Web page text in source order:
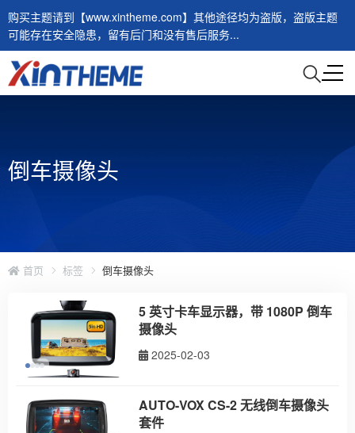
购买主题请到【www.xintheme.com】其他途径均为盗版，盗版主题
可能存在安全隐患，留有后门和没有售后服务...
倒车摄像头
首页 标签 倒车摄像头
5 英寸卡车显示器，带 1080P 倒车
摄像头
2025-02-03
AUTO-VOX CS-2 无线倒车摄像头
套件